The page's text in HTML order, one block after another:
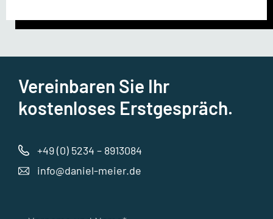
Vereinbaren Sie Ihr
kostenloses Erstgespräch.
+49 (0) 5234 – 8913084
info@daniel-meier.de